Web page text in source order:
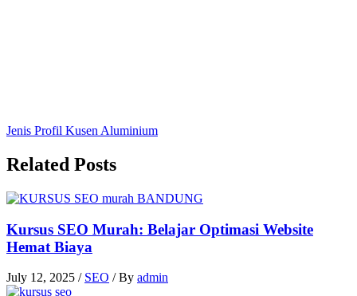
Jenis Profil Kusen Aluminium
Related Posts
Kursus SEO Murah: Belajar Optimasi Website
Hemat Biaya
July 12, 2025 / SEO / By admin